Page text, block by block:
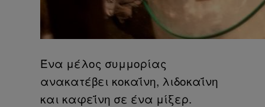
Ένα μέλος συμμορίας
ανακατέβει κοκαΐνη, λιδοκαΐνη
και καφεΐνη σε ένα μίξερ.